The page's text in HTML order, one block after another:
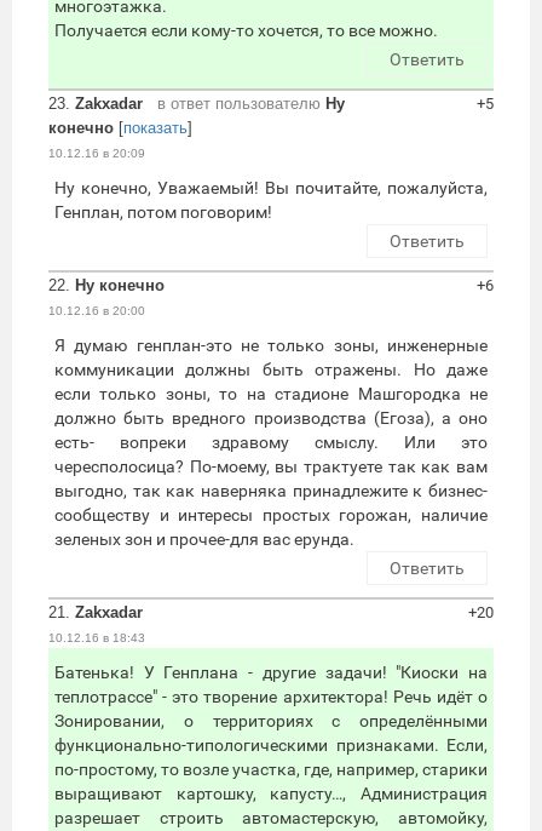
многоэтажка.
Получается если кому-то хочется, то все можно.
Ответить
23. Zakxadar в ответ пользователю Ну
конечно [показать]
10.12.16 в 20:09
+5
Ну конечно, Уважаемый! Вы почитайте, пожалуйста,
Генплан, потом поговорим!
Ответить
22. Ну конечно
10.12.16 в 20:00
+6
Я думаю генплан-это не только зоны, инженерные
коммуникации должны быть отражены. Но даже
если только зоны, то на стадионе Машгородка не
должно быть вредного производства (Егоза), а оно
есть- вопреки здравому смыслу. Или это
чересполосица? По-моему, вы трактуете так как вам
выгодно, так как наверняка принадлежите к бизнес-
сообществу и интересы простых горожан, наличие
зеленых зон и прочее-для вас ерунда.
Ответить
21. Zakxadar
10.12.16 в 18:43
+20
Батенька! У Генплана - другие задачи! "Киоски на
теплотрассе" - это творение архитектора! Речь идёт о
Зонировании, о территориях с определёнными
функционально-типологическими признаками. Если,
по-простому, то возле участка, где, например, старики
выращивают картошку, капусту…, Администрация
разрешает строить автомастерскую, автомойку,